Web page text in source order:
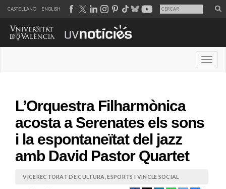
CASTELLANO ENGLISH
L’Orquestra Filharmònica
acosta a Serenates els sons
i la espontaneïtat del jazz
amb David Pastor Quartet
VICERECTORAT DE CULTURA, ESPORTS I VINCLE SOCIAL